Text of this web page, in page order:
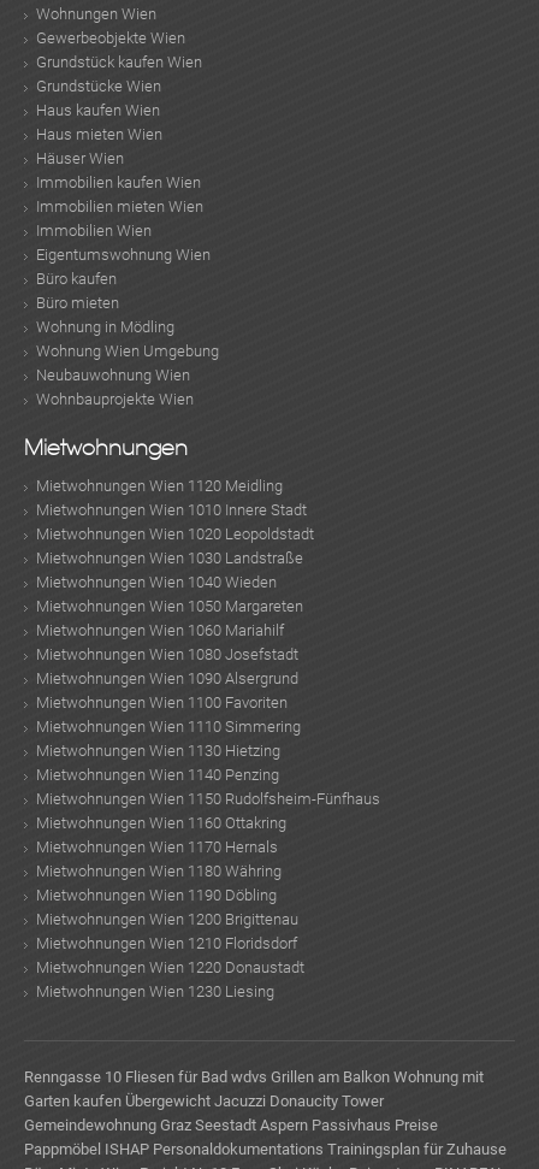
Wohnungen Wien
Gewerbeobjekte Wien
Grundstück kaufen Wien
Grundstücke Wien
Haus kaufen Wien
Haus mieten Wien
Häuser Wien
Immobilien kaufen Wien
Immobilien mieten Wien
Immobilien Wien
Eigentumswohnung Wien
Büro kaufen
Büro mieten
Wohnung in Mödling
Wohnung Wien Umgebung
Neubauwohnung Wien
Wohnbauprojekte Wien
Mietwohnungen
Mietwohnungen Wien 1120 Meidling
Mietwohnungen Wien 1010 Innere Stadt
Mietwohnungen Wien 1020 Leopoldstadt
Mietwohnungen Wien 1030 Landstraße
Mietwohnungen Wien 1040 Wieden
Mietwohnungen Wien 1050 Margareten
Mietwohnungen Wien 1060 Mariahilf
Mietwohnungen Wien 1080 Josefstadt
Mietwohnungen Wien 1090 Alsergrund
Mietwohnungen Wien 1100 Favoriten
Mietwohnungen Wien 1110 Simmering
Mietwohnungen Wien 1130 Hietzing
Mietwohnungen Wien 1140 Penzing
Mietwohnungen Wien 1150 Rudolfsheim-Fünfhaus
Mietwohnungen Wien 1160 Ottakring
Mietwohnungen Wien 1170 Hernals
Mietwohnungen Wien 1180 Währing
Mietwohnungen Wien 1190 Döbling
Mietwohnungen Wien 1200 Brigittenau
Mietwohnungen Wien 1210 Floridsdorf
Mietwohnungen Wien 1220 Donaustadt
Mietwohnungen Wien 1230 Liesing
Renngasse 10 Fliesen für Bad wdvs Grillen am Balkon Wohnung mit
Garten kaufen Übergewicht Jacuzzi Donaucity Tower
Gemeindewohnung Graz Seestadt Aspern Passivhaus Preise
Pappmöbel ISHAP Personaldokumentations Trainingsplan für Zuhause